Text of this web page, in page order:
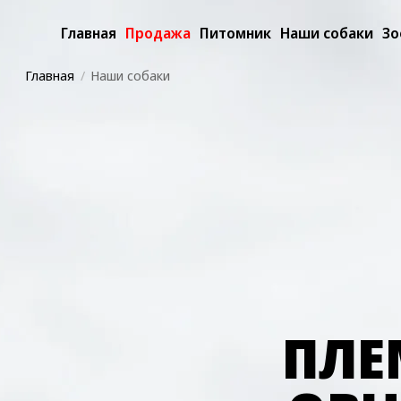
Главная Продажа Питомник Наши собаки
Главная Наши собаки